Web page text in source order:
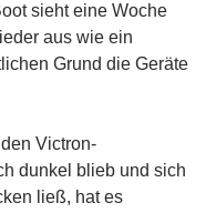
sieht eine Woche
aus wie ein
Grund die Geräte
Victron-
dunkel blieb und sich
ließ, hat es